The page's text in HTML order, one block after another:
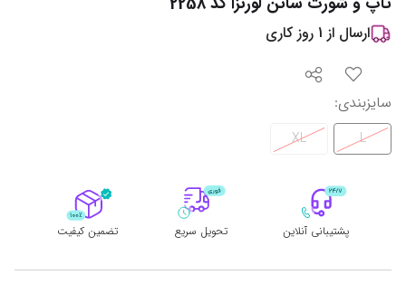
ارسال از 1 روز کاری
سایزبندی:
L
XL
پشتیبانی آنلاین تحویل سریع تضمین کیفیت